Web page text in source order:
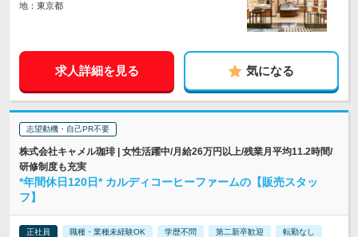
地：東京都
求人詳細を見る 気になる
志望動機・自己PR不要
株式会社キャメル珈琲 | 女性活躍中/月給26万円以上/残業月平均11.2時間/
研修制度も充実
*年間休日120日* カルディコーヒーファームの【販売スタッ
フ】
正社員 職種・業種未経験OK 学歴不問 第二新卒歓迎 転勤なし